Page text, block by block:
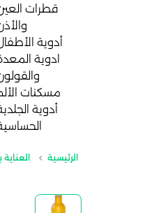
قطرات
أدوية
ادوية
مسكنات
أدوية
الرئيسية